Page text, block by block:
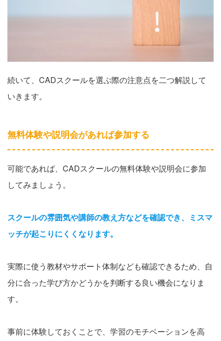
続いて、CADスクールを選ぶ際の注意点を二つ解説して
いきます。
無料体験や説明会があれば参加する
可能であれば、CADスクールの無料体験や説明会に参加
してみましょう。
スクールの雰囲気や講師の教え方などを確認でき、ミスマ
ッチが起こりにくくなります。
実際に使う教材やサポート体制なども確認できるため、自
分に合った学び方かどうかを判断する良い機会になりま
す。
事前に体験しておくことで、学習のモチベーションを高